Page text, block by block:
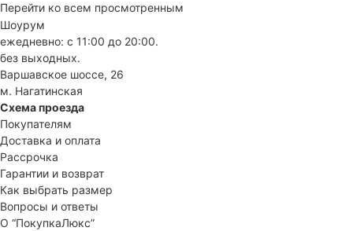
Перейти ко всем просмотренным
Шоурум
ежедневно: с 11:00 до 20:00.
без выходных.
Варшавское шоссе, 26
м. Нагатинская
Схема проезда
Покупателям
Доставка и оплата
Рассрочка
Гарантии и возврат
Как выбрать размер
Вопросы и ответы
О “ПокупкаЛюкс”